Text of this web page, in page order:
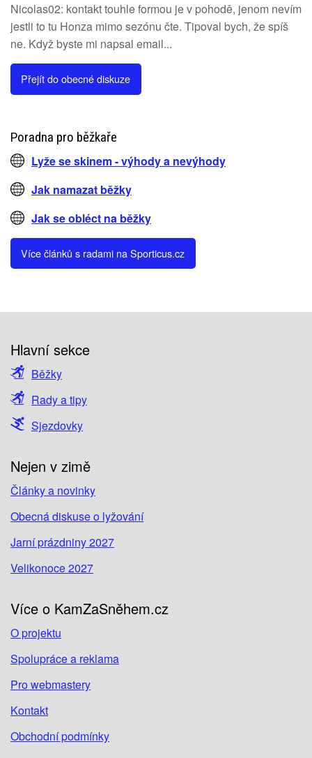
Nicolas02: kontakt touhle formou je v pohodě, jenom nevím
jestli to tu Honza mimo sezónu čte. Tipoval bych, že spíš
ne. Když byste mi napsal email...
Přejít do obecné diskuze
Poradna pro běžkaře
Lyže se skinem - výhody a nevýhody
Jak namazat běžky
Jak se obléct na běžky
Více článků s radami na Sporticus.cz
Hlavní sekce
Běžky
Rady a tipy
Sjezdovky
Nejen v zimě
Články a novinky
Obecná diskuse o lyžování
Jarní prázdniny 2027
Velikonoce 2027
Více o KamZaSněhem.cz
O projektu
Spolupráce a reklama
Pro webmastery
Kontakt
Obchodní podmínky